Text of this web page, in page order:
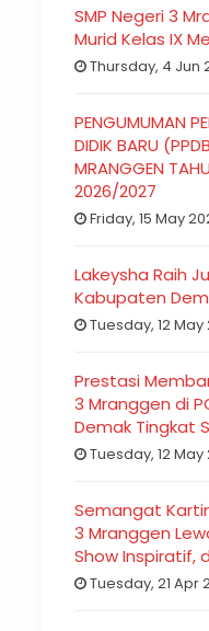
SMP Negeri 3
Murid Kelas IX
Thursday, 4 Jun
PENGUMUMAN
DIDIK BARU
MRANGGEN
2026/2027
Friday, 15 May
Lakeysha Raih
Kabupaten
Tuesday, 12 May
Prestasi
3 Mranggen di
Demak Tingkat
Tuesday, 12 May
Semangat
3 Mranggen
Show Inspiratif,
Tuesday, 21 Apr